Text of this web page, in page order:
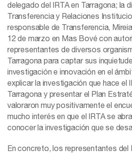
delegado del IRTA en Tarragona; la
Transferencia y Relaciones
responsable de Transferencia,
12 de marzo en Mas Bové con
representantes de diversos
Tarragona para captar sus
investigación e innovación en el
explicar la investigación que hace el
Tarragona y presentar el Plan
valoraron muy positivamente el
mucho interés en que el IRTA se
conocer la investigación que se
En concreto, los representantes del